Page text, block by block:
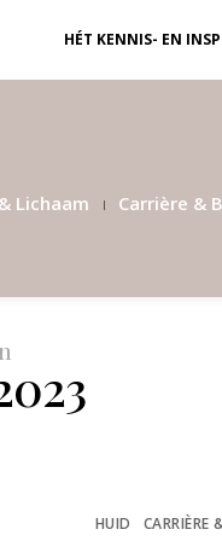
HÉT KENNIS- EN
Lichaam Carrière &
HUID CARRIÈRE